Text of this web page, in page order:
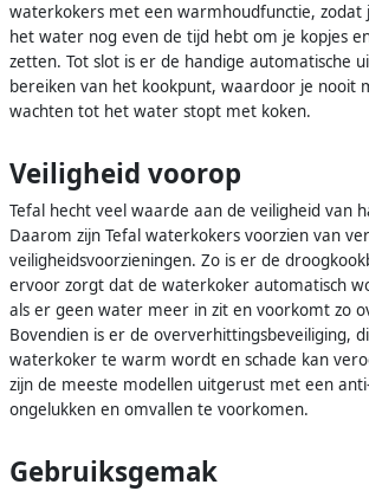
waterkokers met een warmhoudfunctie, zodat
het water nog even de tijd hebt om je kopjes
zetten. Tot slot is er de handige automatische
bereiken van het kookpunt, waardoor je nooit
wachten tot het water stopt met koken.
Veiligheid voorop
Tefal hecht veel waarde aan de veiligheid van
Daarom zijn Tefal waterkokers voorzien van
veiligheidsvoorzieningen. Zo is er de
ervoor zorgt dat de waterkoker automatisch
als er geen water meer in zit en voorkomt zo
Bovendien is er de oververhittingsbeveiliging,
waterkoker te warm wordt en schade kan
zijn de meeste modellen uitgerust met een
ongelukken en omvallen te voorkomen.
Gebruiksgemak